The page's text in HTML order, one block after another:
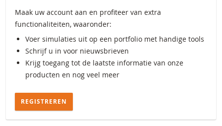
Maak uw account aan en profiteer van extra
functionaliteiten, waaronder:
Voer simulaties uit op een portfolio met handige tools
Schrijf u in voor nieuwsbrieven
Krijg toegang tot de laatste informatie van onze
producten en nog veel meer
REGISTREREN